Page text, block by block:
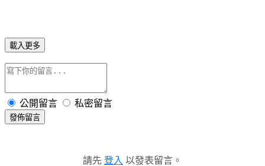
載入更多
公開留言 私密留言
發佈留言
請先 登入 以發表留言。